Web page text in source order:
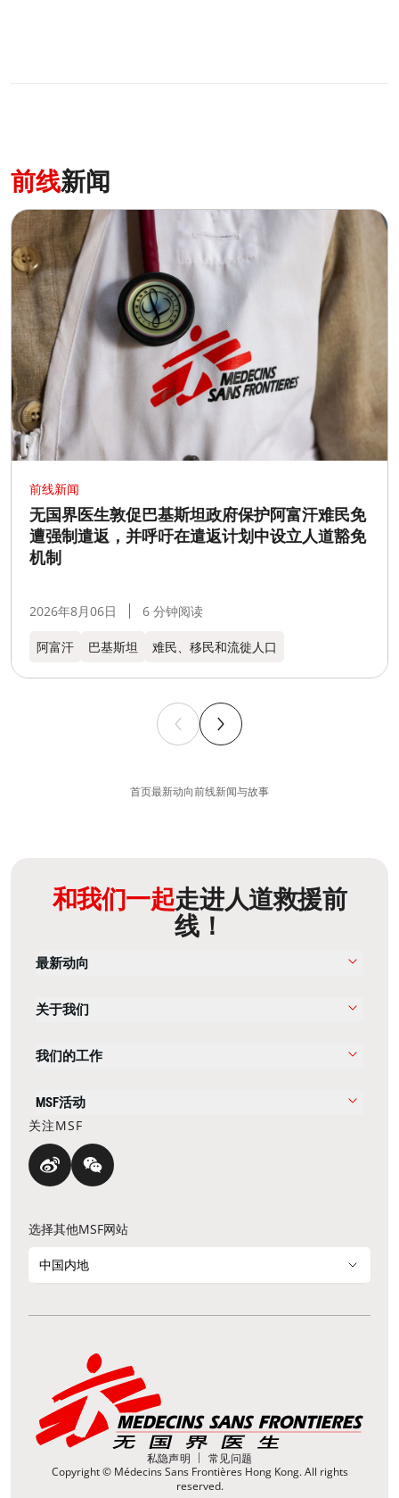
前线新闻
前线新闻
无国界医生敦促巴基斯坦政府保护阿富汗难民免
遭强制遣返，并呼吁在遣返计划中设立人道豁免
机制
2026年8月06日 6 分钟阅读
阿富汗 巴基斯坦 难民、移民和流徙人口
首页最新动向前线新闻与故事
和我们一起走进人道救援前
线！
最新动向
关于我们
我们的工作
MSF活动
关注MSF
选择其他MSF网站
中国内地
私隐声明
常见问题
Copyright © Médecins Sans Frontières Hong Kong. All rights
reserved.